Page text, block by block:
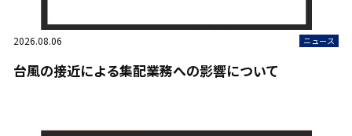
2026.08.06 ニュース
台風の接近による集配業務への影響について